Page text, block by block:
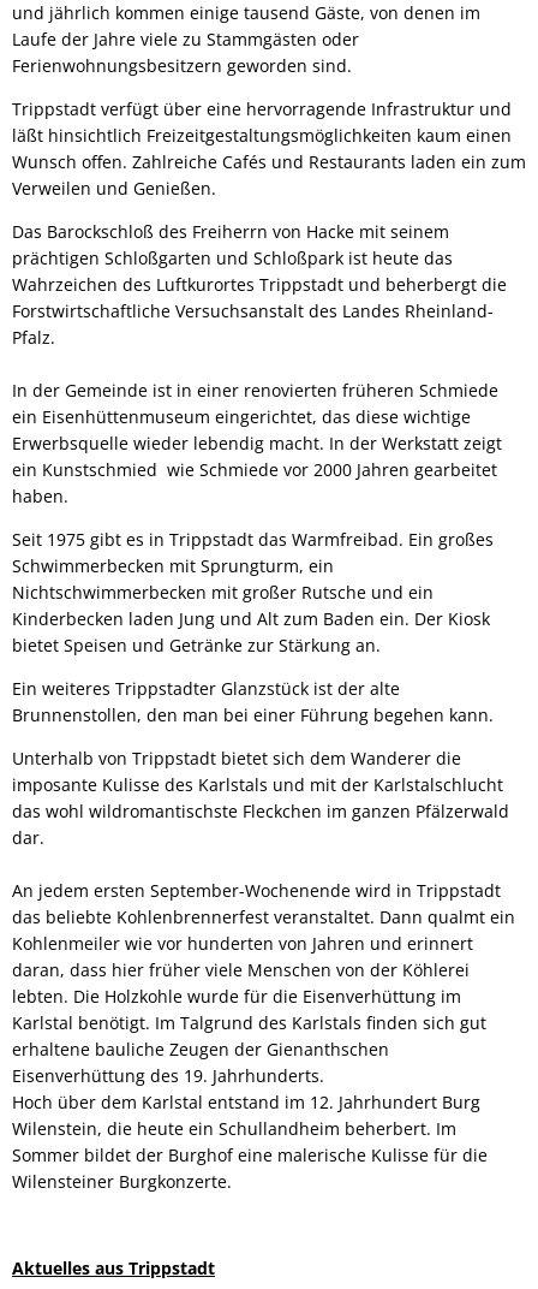
und jährlich kommen einige tausend Gäste, von denen im
Laufe der Jahre viele zu Stammgästen oder
Ferienwohnungsbesitzern geworden sind.
Trippstadt verfügt über eine hervorragende Infrastruktur und
läßt hinsichtlich Freizeitgestaltungsmöglichkeiten kaum einen
Wunsch offen. Zahlreiche Cafés und Restaurants laden ein zum
Verweilen und Genießen.
Das Barockschloß des Freiherrn von Hacke mit seinem
prächtigen Schloßgarten und Schloßpark ist heute das
Wahrzeichen des Luftkurortes Trippstadt und beherbergt die
Forstwirtschaftliche Versuchsanstalt des Landes Rheinland-
Pfalz.
In der Gemeinde ist in einer renovierten früheren Schmiede
ein Eisenhüttenmuseum eingerichtet, das diese wichtige
Erwerbsquelle wieder lebendig macht. In der Werkstatt zeigt
ein Kunstschmied wie Schmiede vor 2000 Jahren gearbeitet
haben.
Seit 1975 gibt es in Trippstadt das Warmfreibad. Ein großes
Schwimmerbecken mit Sprungturm, ein
Nichtschwimmerbecken mit großer Rutsche und ein
Kinderbecken laden Jung und Alt zum Baden ein. Der Kiosk
bietet Speisen und Getränke zur Stärkung an.
Ein weiteres Trippstadter Glanzstück ist der alte
Brunnenstollen, den man bei einer Führung begehen kann.
Unterhalb von Trippstadt bietet sich dem Wanderer die
imposante Kulisse des Karlstals und mit der Karlstalschlucht
das wohl wildromantischste Fleckchen im ganzen Pfälzerwald
dar.
An jedem ersten September-Wochenende wird in Trippstadt
das beliebte Kohlenbrennerfest veranstaltet. Dann qualmt ein
Kohlenmeiler wie vor hunderten von Jahren und erinnert
daran, dass hier früher viele Menschen von der Köhlerei
lebten. Die Holzkohle wurde für die Eisenverhüttung im
Karlstal benötigt. Im Talgrund des Karlstals finden sich gut
erhaltene bauliche Zeugen der Gienanthschen
Eisenverhüttung des 19. Jahrhunderts.
Hoch über dem Karlstal entstand im 12. Jahrhundert Burg
Wilenstein, die heute ein Schullandheim beherbert. Im
Sommer bildet der Burghof eine malerische Kulisse für die
Wilensteiner Burgkonzerte.
Aktuelles aus Trippstadt